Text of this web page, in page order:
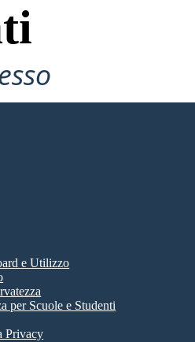
e Utilizzo
per Scuole e Studenti
Privacy